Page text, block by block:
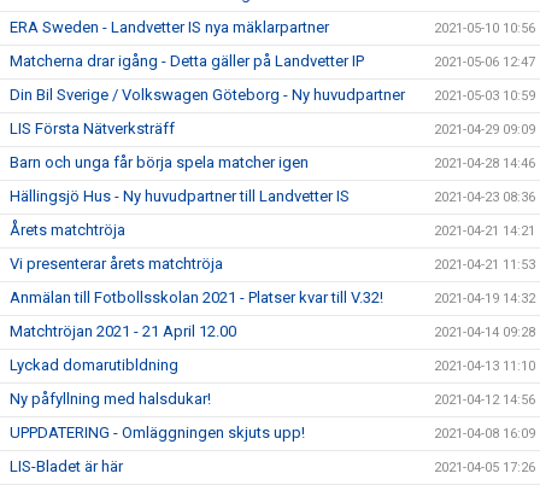
ERA Sweden - Landvetter IS nya mäklarpartner 2021-05-10 10:56
Matcherna drar igång - Detta gäller på Landvetter IP 2021-05-06 12:47
Din Bil Sverige / Volkswagen Göteborg - Ny huvudpartner 2021-05-03 10:59
LIS Första Nätverksträff 2021-04-29 09:09
Barn och unga får börja spela matcher igen 2021-04-28 14:46
Hällingsjö Hus - Ny huvudpartner till Landvetter IS 2021-04-23 08:36
Årets matchtröja 2021-04-21 14:21
Vi presenterar årets matchtröja 2021-04-21 11:53
Anmälan till Fotbollsskolan 2021 - Platser kvar till V.32! 2021-04-19 14:32
Matchtröjan 2021 - 21 April 12.00 2021-04-14 09:28
Lyckad domarutibldning 2021-04-13 11:10
Ny påfyllning med halsdukar! 2021-04-12 14:56
UPPDATERING - Omläggningen skjuts upp! 2021-04-08 16:09
LIS-Bladet är här 2021-04-05 17:26